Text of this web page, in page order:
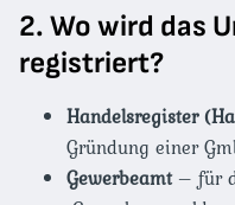
2. Wo wird das
registriert?
Handelsregister
Gründung einer
Gewerbeamt– für